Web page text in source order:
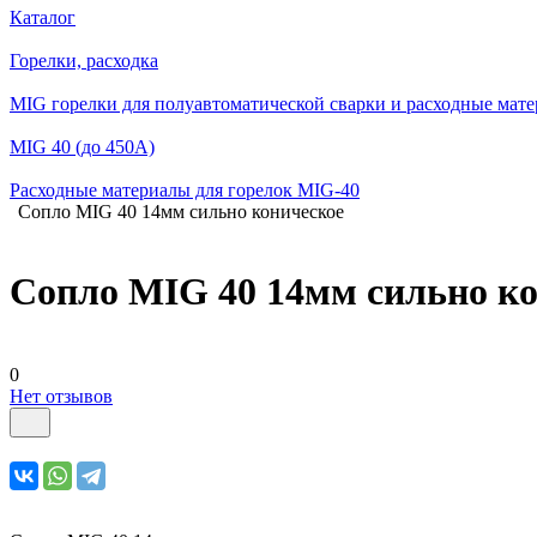
Каталог
Горелки, расходка
MIG горелки для полуавтоматической сварки и расходные
MIG 40 (до 450А)
Расходные материалы для горелок MIG-40
Сопло MIG 40 14мм сильно коническое
Сопло MIG 40 14мм сильно
0
Нет отзывов